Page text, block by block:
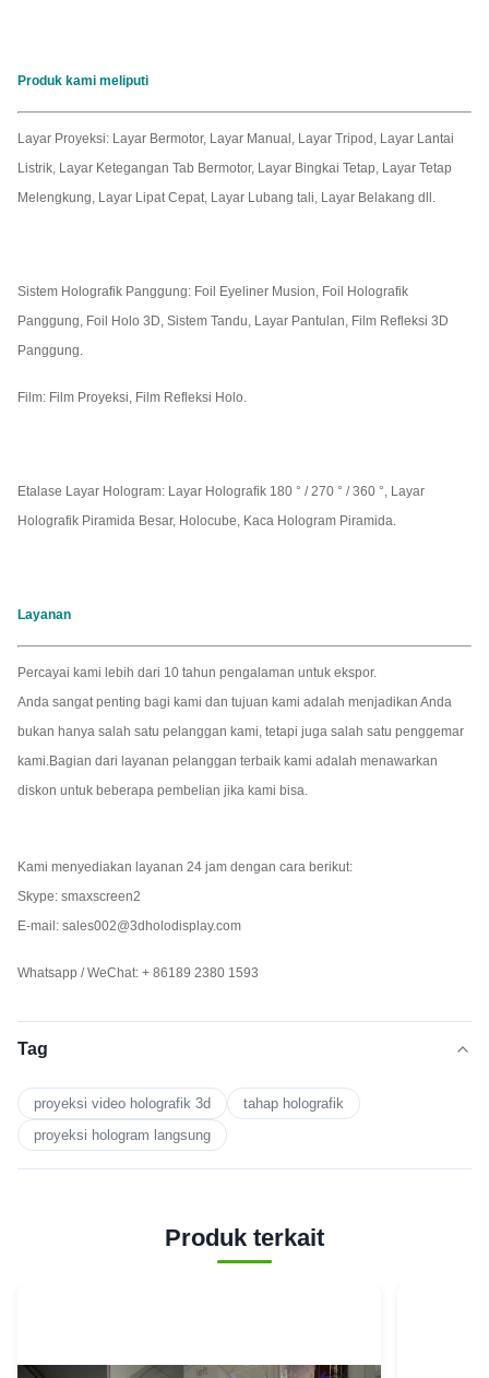
Produk kami meliputi
Layar Proyeksi: Layar Bermotor, Layar Manual, Layar Tripod, Layar Lantai
Listrik, Layar Ketegangan Tab Bermotor, Layar Bingkai Tetap, Layar Tetap
Melengkung, Layar Lipat Cepat, Layar Lubang tali, Layar Belakang dll.
Sistem Holografik Panggung: Foil Eyeliner Musion, Foil Holografik
Panggung, Foil Holo 3D, Sistem Tandu, Layar Pantulan, Film Refleksi 3D
Panggung.
Film: Film Proyeksi, Film Refleksi Holo.
Etalase Layar Hologram: Layar Holografik 180 ° / 270 ° / 360 °, Layar
Holografik Piramida Besar, Holocube, Kaca Hologram Piramida.
Layanan
Percayai kami lebih dari 10 tahun pengalaman untuk ekspor.
Anda sangat penting bagi kami dan tujuan kami adalah menjadikan Anda
bukan hanya salah satu pelanggan kami, tetapi juga salah satu penggemar
kami.Bagian dari layanan pelanggan terbaik kami adalah menawarkan
diskon untuk beberapa pembelian jika kami bisa.
Kami menyediakan layanan 24 jam dengan cara berikut:
Skype: smaxscreen2
E-mail: sales002@3dholodisplay.com
Whatsapp / WeChat: + 86189 2380 1593
Tag
proyeksi video holografik 3d
tahap holografik
proyeksi hologram langsung
Produk terkait